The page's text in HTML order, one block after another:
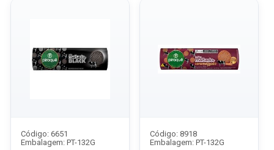
Código: 6651
Embalagem: PT-132G
Código: 8918
Embalagem: PT-132G